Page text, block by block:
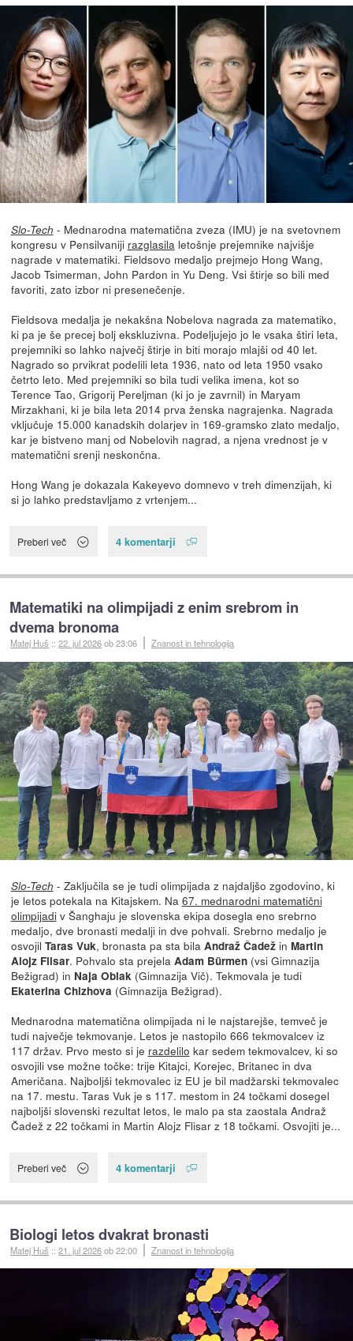
Slo-Tech - Mednarodna matematična zveza (IMU) je na svetovnem
kongresu v Pensilvaniji razglasila letošnje prejemnike najvišje
nagrade v matematiki. Fieldsovo medaljo prejmejo Hong Wang,
Jacob Tsimerman, John Pardon in Yu Deng. Vsi štirje so bili med
favoriti, zato izbor ni presenečenje.
Fieldsova medalja je nekakšna Nobelova nagrada za matematiko,
ki pa je še precej bolj ekskluzivna. Podeljujejo jo le vsaka štiri leta,
prejemniki so lahko največj štirje in biti morajo mlajši od 40 let.
Nagrado so prvikrat podelili leta 1936, nato od leta 1950 vsako
četrto leto. Med prejemniki so bila tudi velika imena, kot so
Terence Tao, Grigorij Pereljman (ki jo je zavrnil) in Maryam
Mirzakhani, ki je bila leta 2014 prva ženska nagrajenka. Nagrada
vključuje 15.000 kanadskih dolarjev in 169-gramsko zlato medaljo,
kar je bistveno manj od Nobelovih nagrad, a njena vrednost je v
matematični srenji neskončna.
Hong Wang je dokazala Kakeyevo domnevo v treh dimenzijah, ki
si jo lahko predstavljamo z vrtenjem...
Preberi več 4 komentarji
Matematiki na olimpijadi z enim srebrom in
dvema bronoma
Matej Huš ::22. jul 2026ob 23:06 Znanost in tehnologija
Slo-Tech - Zaključila se je tudi olimpijada z najdaljšo zgodovino, ki
je letos potekala na Kitajskem. Na 67. mednarodni matematični
olimpijadiv Šanghaju je slovenska ekipa dosegla eno srebrno
medaljo, dve bronasti medalji in dve pohvali. Srebrno medaljo je
osvojil Taras Vuk, bronasta pa sta bila Andraž Čadežin Martin
Alojz Flisar. Pohvalo sta prejela Adam Bürmen(vsi Gimnazija
Bežigrad) in Naja Oblak(Gimnazija Vič). Tekmovala je tudi
Ekaterina Chizhova (Gimnazija Bežigrad).
Mednarodna matematična olimpijada ni le najstarejše, temveč je
tudi največje tekmovanje. Letos je nastopilo 666 tekmovalcev iz
117 držav. Prvo mesto si je razdelilo kar sedem tekmovalcev, ki so
osvojili vse možne točke: trije Kitajci, Korejec, Britanec in dva
Američana. Najboljši tekmovalec iz EU je bil madžarski tekmovalec
na 17. mestu. Taras Vuk je s 117. mestom in 24 točkami dosegel
najboljši slovenski rezultat letos, le malo pa sta zaostala Andraž
Čadež z 22 točkami in Martin Alojz Flisar z 18 točkami. Osvojiti je...
Preberi več 4 komentarji
Biologi letos dvakrat bronasti
Matej Huš ::21. jul 2026ob 22:00 Znanost in tehnologija